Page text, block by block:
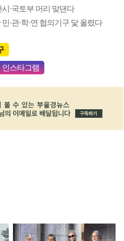
시·국토부 머리 맞댄다
·관·학·연 협의기구 닻 올렸다
인스타그램